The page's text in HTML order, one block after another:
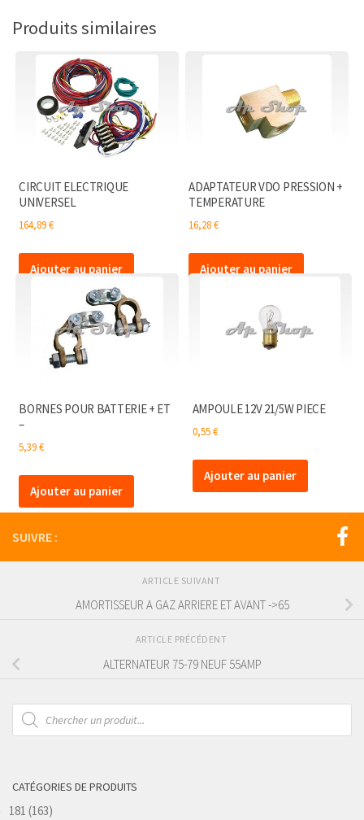
NEUF
Produits similaires
CIRCUIT ELECTRIQUE
UNIVERSEL
164,89€
Ajouter au panier
ADAPTATEUR VDO PRESSION +
TEMPERATURE
16,28€
Ajouter au panier
BORNES POUR BATTERIE + ET
–
5,39€
Ajouter au panier
AMPOULE 12V 21/5W PIECE
0,55€
Ajouter au panier
SUIVRE :
ARTICLE SUIVANT
AMORTISSEUR A GAZ ARRIERE ET AVANT ->65
ARTICLE PRÉCÉDENT
ALTERNATEUR 75-79 NEUF 55AMP
Recherche
de
produits
CATÉGORIES DE PRODUITS
181 (163)